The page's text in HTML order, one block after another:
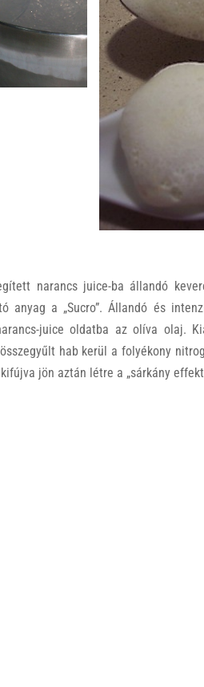
narancs juice-ba állandó
anyag a „Sucro”. Állandó és
juice oldatba az olíva olaj.
hab kerül a folyékony
jön aztán létre a „sárkány